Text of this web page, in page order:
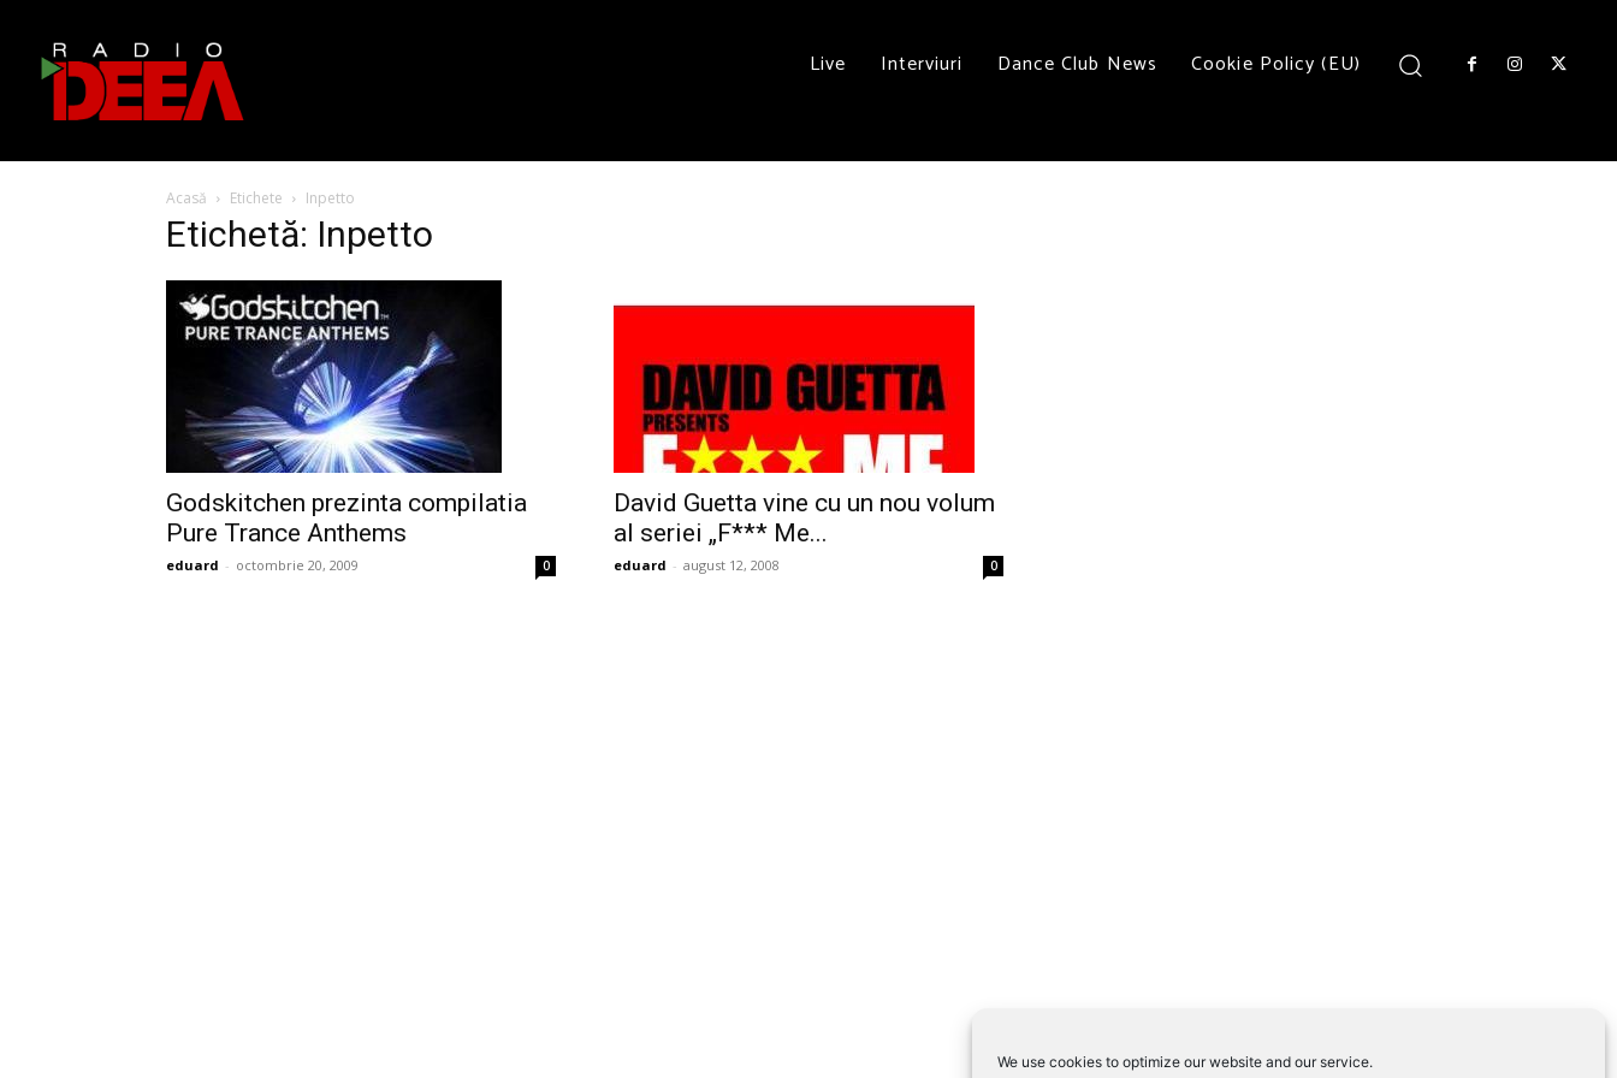
We use cookies to optimize our website and our service.
Live Interviuri Dance Club News Cookie Policy (EU)
Acasă Etichete Inpetto
Etichetă: Inpetto
Godskitchen prezinta compilatia
Pure Trance Anthems
eduard - octombrie 20, 2009 0
David Guetta vine cu un nou volum
al seriei „F*** Me...
eduard - august 12, 2008 0